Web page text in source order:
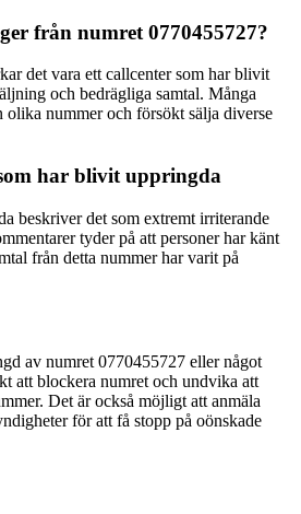
från numret 0770455727?
det vara ett callcenter som har blivit
och bedrägliga samtal. Många
olika nummer och försökt sälja diverse
har blivit uppringda
beskriver det som extremt irriterande
tyder på att personer har känt
från detta nummer har varit på
av numret 0770455727 eller något
att blockera numret och undvika att
Det är också möjligt att anmäla
för att få stopp på oönskade